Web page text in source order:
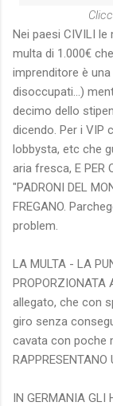
Nei paesi CIVILI le
multa di 1.000€
imprenditore è
disoccupati...)
decimo dello
dicendo. Per i VIP
lobbysta, etc che
aria fresca, E PER
"PADRONI DEL
FREGANO.
problem.
LA MULTA - LA
allegato, che con
giro senza
cavata con poche
IN GERMANIA GLI